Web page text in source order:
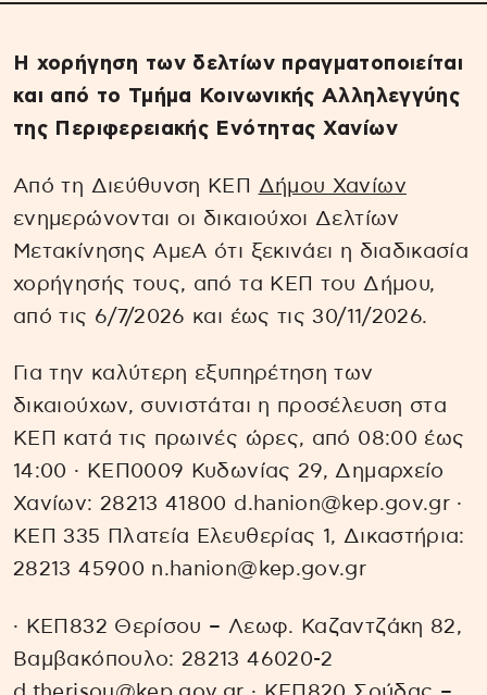
H χορήγηση των δελτίων πραγματοποιείται
και από το Τμήμα Κοινωνικής Αλληλεγγύης
της Περιφερειακής Ενότητας Χανίων
Από τη Διεύθυνση ΚΕΠ Δήμου Χανίων
ενημερώνονται οι δικαιούχοι Δελτίων
Μετακίνησης ΑμεΑ ότι ξεκινάει η διαδικασία
χορήγησής τους, από τα ΚΕΠ του Δήμου,
από τις 6/7/2026 και έως τις 30/11/2026.
Για την καλύτερη εξυπηρέτηση των
δικαιούχων, συνιστάται η προσέλευση στα
ΚΕΠ κατά τις πρωινές ώρες, από 08:00 έως
14:00 · ΚΕΠ0009 Κυδωνίας 29, Δημαρχείο
Χανίων: 28213 41800 d.hanion@kep.gov.gr ·
ΚΕΠ 335 Πλατεία Ελευθερίας 1, Δικαστήρια:
28213 45900 n.hanion@kep.gov.gr
· ΚΕΠ832 Θερίσου – Λεωφ. Καζαντζάκη 82,
Βαμβακόπουλο: 28213 46020-2